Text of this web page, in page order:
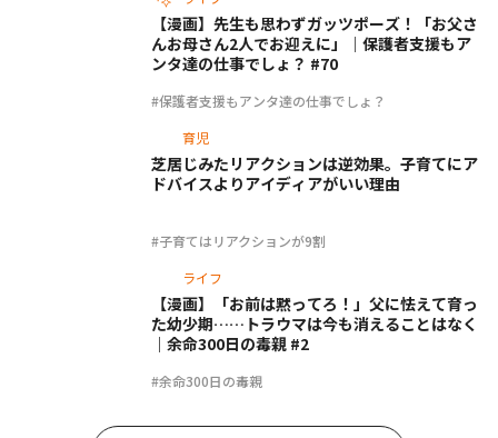
#保護者支援もアンタ達の仕事でしょ？
【漫画】先生も思わずガッツポーズ！「お父さ
んお母さん2人でお迎えに」｜保護者支援もア
ンタ達の仕事でしょ？ #70
育児
#子育てはリアクションが9割
芝居じみたリアクションは逆効果。子育てにア
ドバイスよりアイディアがいい理由
ライフ
#余命300日の毒親
【漫画】「お前は黙ってろ！」父に怯えて育っ
た幼少期……トラウマは今も消えることはなく
｜余命300日の毒親 #2